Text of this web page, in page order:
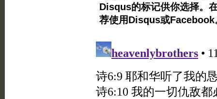
Disqus的标记供你选择。
荐使用Disqus或